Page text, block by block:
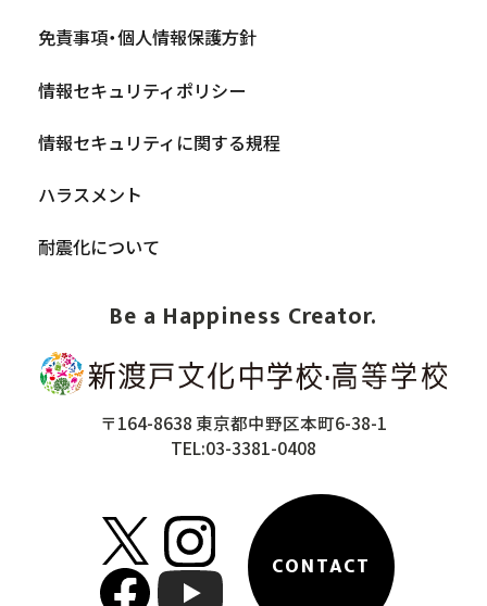
Be a Happiness Creator.
〒164-8638 東京都中野区本町6-38-1
TEL:03-3381-0408
CONTACT
免責事項・個人情報保護方針
情報セキュリティポリシー
情報セキュリティに関する規程
ハラスメント
耐震化について